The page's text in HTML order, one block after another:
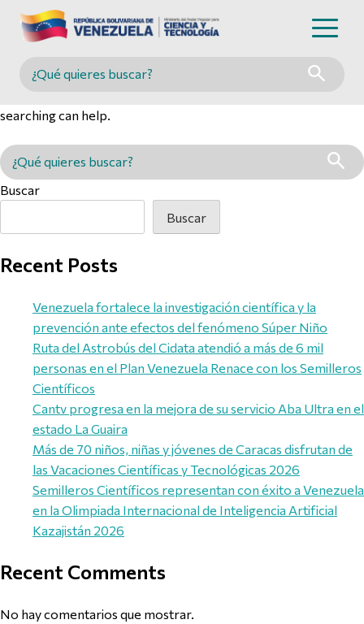
Buscar en MINCYT
searching can help.
Buscar en MINCYT
Buscar
Buscar
Recent Posts
Venezuela fortalece la investigación científica y la
prevención ante efectos del fenómeno Súper Niño
Ruta del Astrobús del Cidata atendió a más de 6 mil
personas en el Plan Venezuela Renace con los Semilleros
Científicos
Cantv progresa en la mejora de su servicio Aba Ultra en el
estado La Guaira
Más de 70 niños, niñas y jóvenes de Caracas disfrutan de
las Vacaciones Científicas y Tecnológicas 2026
Semilleros Científicos representan con éxito a Venezuela
en la Olimpiada Internacional de Inteligencia Artificial
Kazajistán 2026
Recent Comments
No hay comentarios que mostrar.